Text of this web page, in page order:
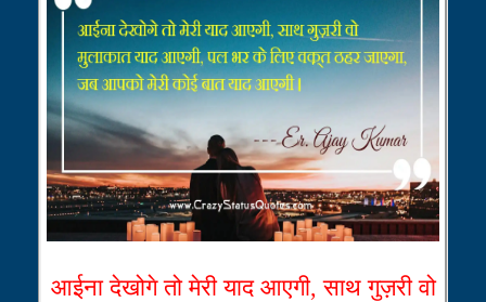
आईना देखोगे तो मेरी याद आएगी, साथ गुज़री वो